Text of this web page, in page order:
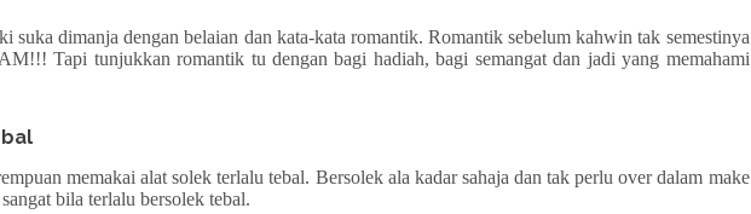
suka dimanja dengan belaian dan kata-kata romantik. Romantik sebelum kahwin tak semestinya
Tapi tunjukkan romantik tu dengan bagi hadiah, bagi semangat dan jadi yang memahami
memakai alat solek terlalu tebal. Bersolek ala kadar sahaja dan tak perlu over dalam make
bila terlalu bersolek tebal.